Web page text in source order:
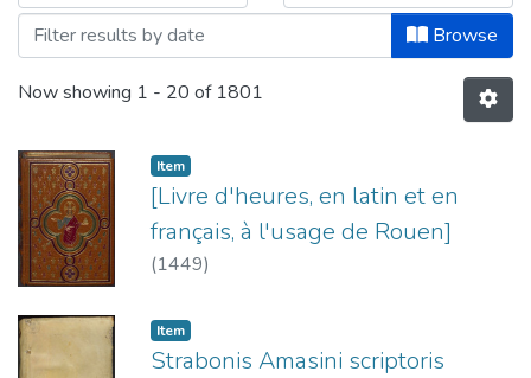
Browse
Now showing 1 - 20 of 1801
Item
[Livre d'heures, en latin et en
français, à l'usage de Rouen]
(1449)
Item
Strabonis Amasini scriptoris